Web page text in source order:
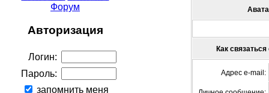
Форум
Авторизация
Логин:
Пароль:
запомнить меня
Как
Адрес e-mail: